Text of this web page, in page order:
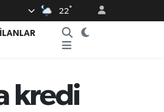
22°
kredi